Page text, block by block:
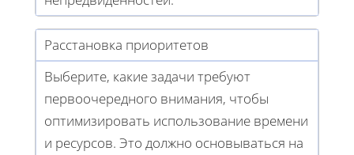
Расстановка приоритетов
Выберите, какие задачи требуют
первоочередного внимания, чтобы
оптимизировать использование времени
и ресурсов. Это должно основываться на